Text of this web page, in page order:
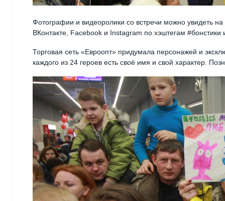
Фотографии и видеоролики со встречи можно увидеть
ВКонтакте, Facebook и Instagram по хэштегам #бонстики
Торговая сеть «Евроопт» придумала персонажей и
каждого из 24 героев есть своё имя и свой характер.